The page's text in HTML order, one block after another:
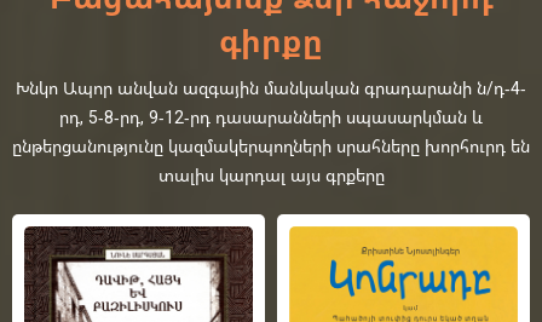
գիրքը
Խնկո Ապոր անվան ազգային մանկական գրադարանի ն/դ-4-
րդ, 5-8-րդ, 9-12-րդ դասարանների սպասարկման և
ընթերցանությունը կազմակերպողների սրահները խորհուրդ են
տալիս կարդալ այս գրքերը